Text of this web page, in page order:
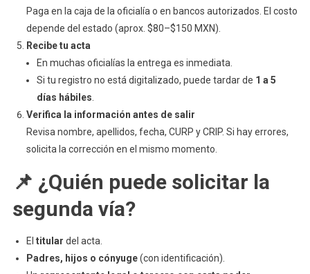
Paga en la caja de la oficialía o en bancos autorizados. El costo
depende del estado (aprox. $80–$150 MXN).
Recibe tu acta
En muchas oficialías la entrega es inmediata.
Si tu registro no está digitalizado, puede tardar de 1 a 5
días hábiles
Verifica la información antes de salir
Revisa nombre, apellidos, fecha, CURP y CRIP. Si hay errores,
solicita la corrección en el mismo momento.
📌 ¿Quién puede solicitar la
segunda vía?
El titular del acta.
Padres, hijos o cónyuge(con identificación).